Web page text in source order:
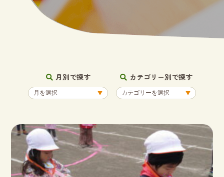
月別で探す カテゴリー別で探す